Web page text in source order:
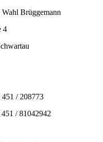
Brüggemann
4
/ 208773
/ 81042942